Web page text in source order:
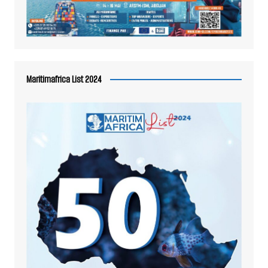
Maritimafrica List 2024